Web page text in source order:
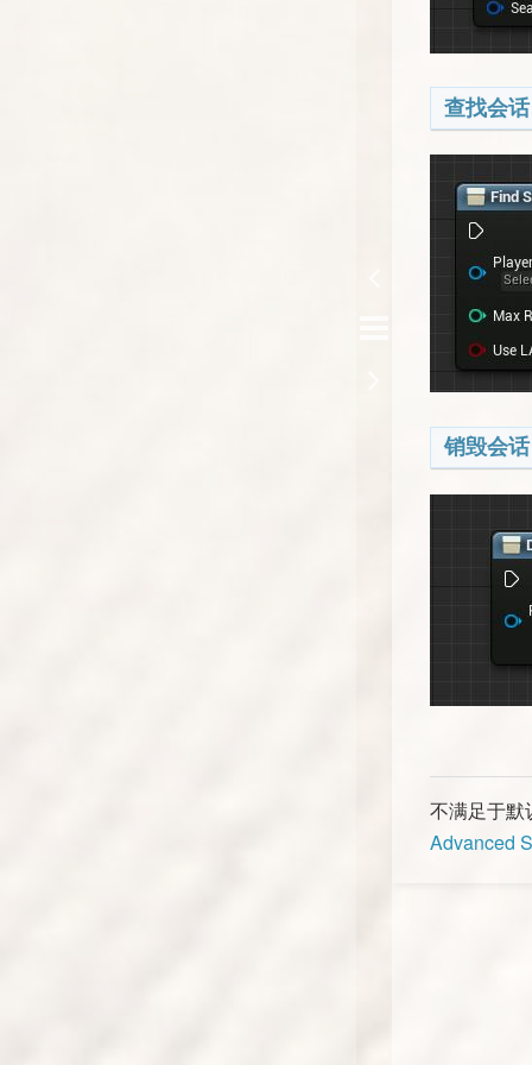
查找会话
销毁会话
不满足于
Advanced